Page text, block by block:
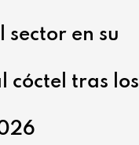
sector en su
cóctel tras los